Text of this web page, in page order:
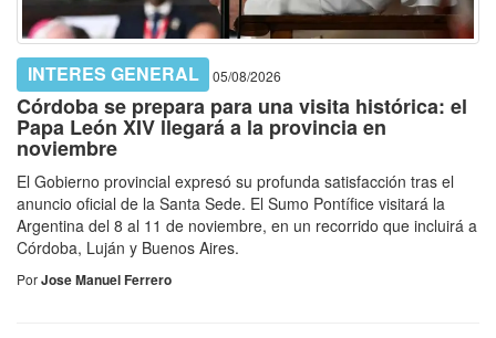
INTERES GENERAL 05/08/2026
Córdoba se prepara para una visita histórica: el
Papa León XIV llegará a la provincia en
noviembre
El Gobierno provincial expresó su profunda satisfacción tras el
anuncio oficial de la Santa Sede. El Sumo Pontífice visitará la
Argentina del 8 al 11 de noviembre, en un recorrido que incluirá a
Córdoba, Luján y Buenos Aires.
PorJose Manuel Ferrero